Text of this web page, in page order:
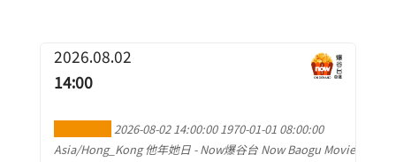
2026.08.02
14:00
2026-08-02 14:00:00 1970-01-01 08:00:00
Asia/Hong_Kong 他年她日 - Now爆谷台 Now Baogu Movie